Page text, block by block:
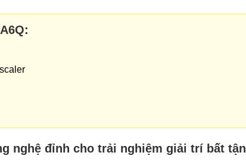
nghệ đỉnh cho trải nghiệm giải trí bất tận